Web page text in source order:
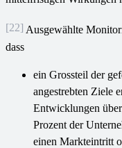
[22] Ausgewählte
dass
ein Grossteil der
angestrebten Ziele
Entwicklungen
Prozent der
einen Markteintritt